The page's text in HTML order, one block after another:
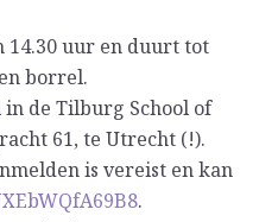
14.30 uur en duurt tot
borrel.
in de Tilburg School of
61, te Utrecht (!).
is vereist en kan
.